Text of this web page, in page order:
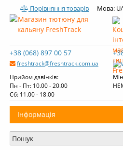
Порівняння товарів Мова:
+38 (068) 897 00 57
freshtrack@freshtrack.com.ua
Прийом дзвінків:
Пн - Пт: 10.00 - 20.00
Cб: 11.00 - 18.00
Інформація
Про нас